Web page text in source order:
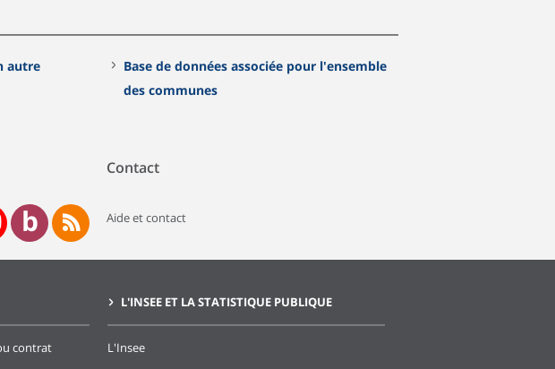
autre
Base de données associée pour l'ensemble
des communes
Contact
Aide et contact
contrat
L'INSEE ET LA STATISTIQUE PUBLIQUE
L'Insee